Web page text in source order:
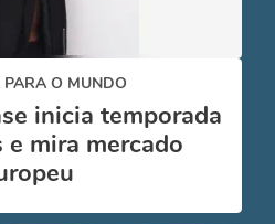
O MUNDO
inicia temporada
e mira mercado